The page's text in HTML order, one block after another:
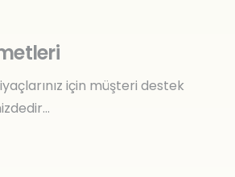
için müşteri destek